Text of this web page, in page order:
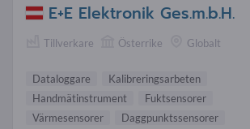
E+E Elektronik Ges.m.b.H.
Tillverkare Österrike Globalt
Dataloggare
Kalibreringsarbeten
Handmätinstrument
Fuktsensorer
Värmesensorer
Daggpunktssensorer